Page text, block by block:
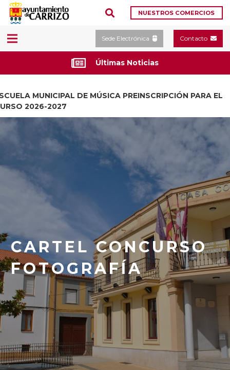
NUESTROS COMERCIOS
Sede Electrónica Contacto
Últimas Noticias
MUNICIPAL DE MÚSICA PREINSCRIPCIÓN PARA EL
2026-2027
CARTEL CONCURSO
FOTOGRAFÍA